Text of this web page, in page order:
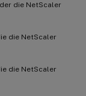
die NetScaler
die NetScaler
die NetScaler